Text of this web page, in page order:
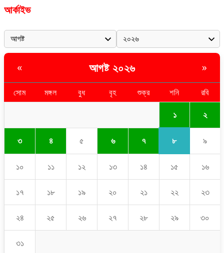
আর্কাইভ
« আগষ্ট ২০২৬ »
সোম মঙ্গল বুধ বৃহ শুক্র শনি রবি
১ ২
৩ ৪ ৫ ৬ ৭ ৮ ৯
১০ ১১ ১২ ১৩ ১৪ ১৫ ১৬
১৭ ১৮ ১৯ ২০ ২১ ২২ ২৩
২৪ ২৫ ২৬ ২৭ ২৮ ২৯ ৩০
৩১